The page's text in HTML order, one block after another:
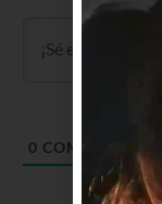
0 COMENTARIOS